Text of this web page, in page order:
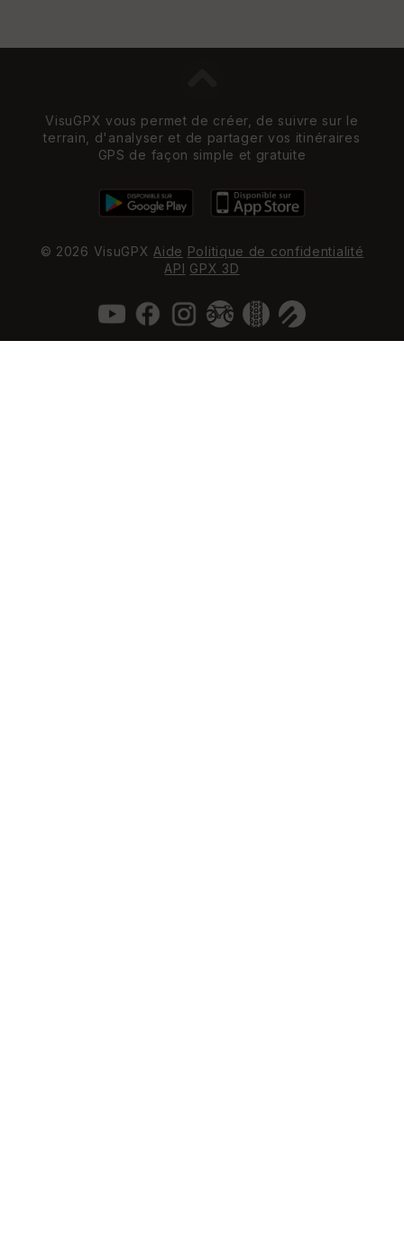
VisuGPX vous permet de créer, de suivre sur le
terrain, d'analyser et de partager vos itinéraires
GPS de façon simple et gratuite
© 2026 VisuGPX Aide Politique de confidentialité
API GPX 3D